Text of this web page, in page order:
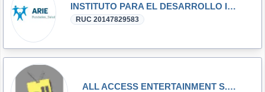
INSTITUTO PARA EL DESARROLLO INFANTIL - ARIE
RUC 20147829583
ALL ACCESS ENTERTAINMENT S.A.C.